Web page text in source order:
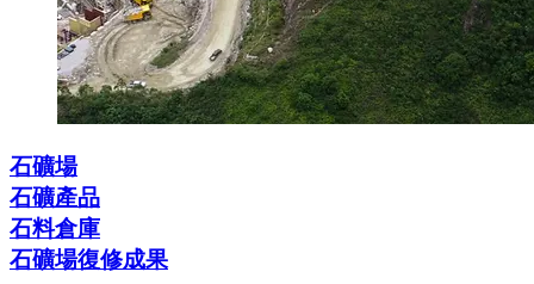
石礦場
石礦產品
石料倉庫
石礦場復修成果